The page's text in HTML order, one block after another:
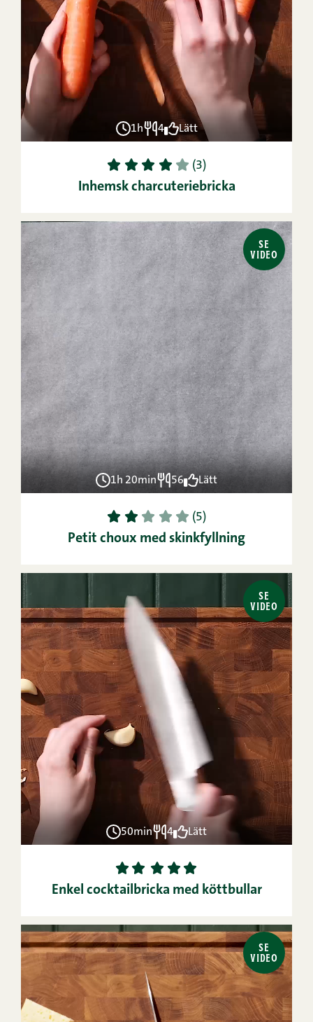
1h 4 Lätt
1 2 3 4 5 (3)
Inhemsk charcuteriebricka
SE
VIDEO
1h 20min 56 Lätt
1 2 3 4 5 (5)
Petit choux med skinkfyllning
SE
VIDEO
50min 4 Lätt
1 2 3 4
5
Enkel cocktailbricka med köttbullar
SE
VIDEO